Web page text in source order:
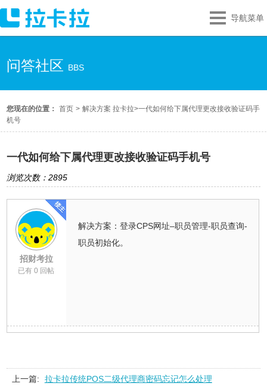
导航菜单
问答社区 BBS
您现在的位置： 首页 > 解决方案 拉卡拉>一代如何给下属代理更改接收验证码手
机号
一代如何给下属代理更改接收验证码手机号
浏览次数：2895
招财考拉
已有 0 回帖
解决方案：登录CPS网址–职员管理-职员查询-
职员初始化。
上一篇:
拉卡拉传统POS二级代理商密码忘记怎么处理